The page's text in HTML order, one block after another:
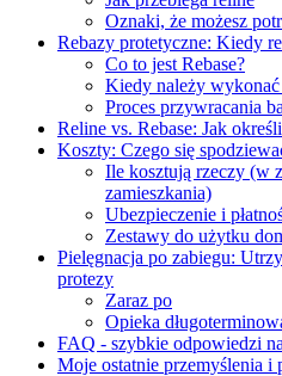
Oznaki, że możesz
Rebazy protetyczne: Kiedy
Co to jest Rebase?
Kiedy należy wykonać
Proces przywracania
Reline vs. Rebase: Jak
Koszty: Czego się
Ile kosztują rzeczy (w
zamieszkania)
Ubezpieczenie i
Zestawy do użytku
Pielęgnacja po zabiegu:
protezy
Zaraz po
Opieka
FAQ - szybkie odpowiedzi
Moje ostatnie przemyślenia i